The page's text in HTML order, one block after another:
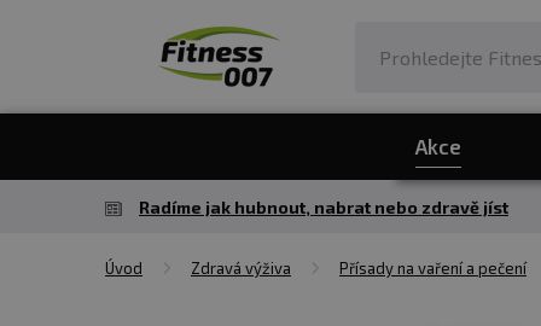
Akce
Radíme jak hubnout, nabrat nebo zdravě jíst
Úvod Zdravá výživa Přísady na vaření a pečení